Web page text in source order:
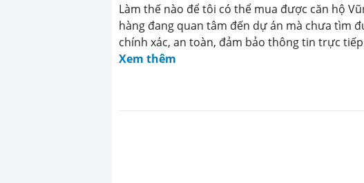
Làm thế nào để tôi có thể mua được căn hộ
hàng đang quan tâm đến dự án mà chưa tìm
chính xác, an toàn, đảm bảo thông tin trực
Xem thêm